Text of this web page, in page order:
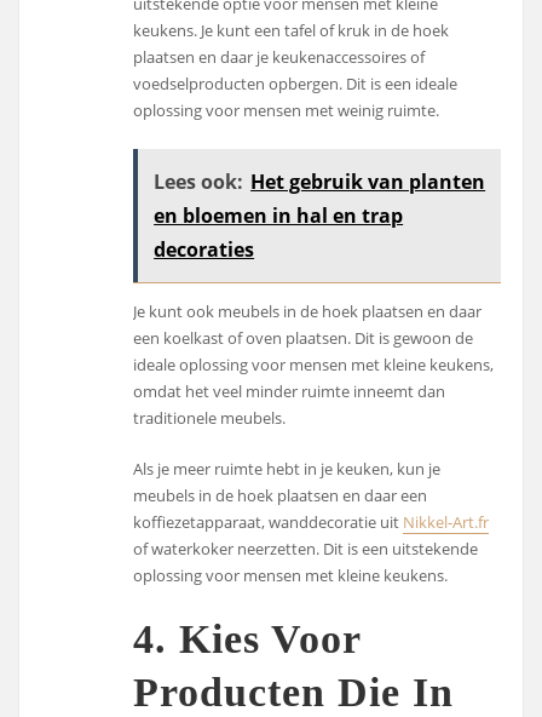
keukens. Je kunt een tafel of kruk in de hoek
plaatsen en daar je keukenaccessoires of
voedselproducten opbergen. Dit is een ideale
oplossing voor mensen met weinig ruimte.
Lees ook: Het gebruik van planten
en bloemen in hal en trap
decoraties
Je kunt ook meubels in de hoek plaatsen en daar
een koelkast of oven plaatsen. Dit is gewoon de
ideale oplossing voor mensen met kleine keukens,
omdat het veel minder ruimte inneemt dan
traditionele meubels.
Als je meer ruimte hebt in je keuken, kun je
meubels in de hoek plaatsen en daar een
koffiezetapparaat, wanddecoratie uit Nikkel-Art.fr
of waterkoker neerzetten. Dit is een uitstekende
oplossing voor mensen met kleine keukens.
4. Kies Voor
Producten Die In